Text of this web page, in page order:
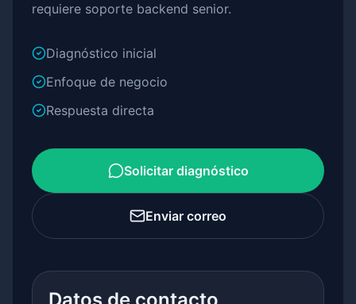
requiere soporte backend senior.
Diagnóstico inicial
Enfoque de negocio
Respuesta directa
Solicitar diagnóstico
Enviar correo